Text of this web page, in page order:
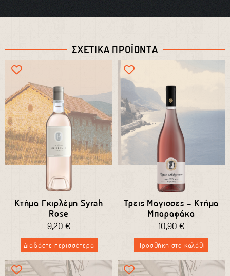
ΣΧΕΤΙΚΑ ΠΡΟΪΟΝΤΑ
Κτήμα Γκιρλέμη Syrah
Rose
9,20 €
Διαβάστε περισσότερα
Τρεις Μαγισσες – Κτήμα
Μπαραφάκα
10,90 €
Προσθήκη στο καλάθι